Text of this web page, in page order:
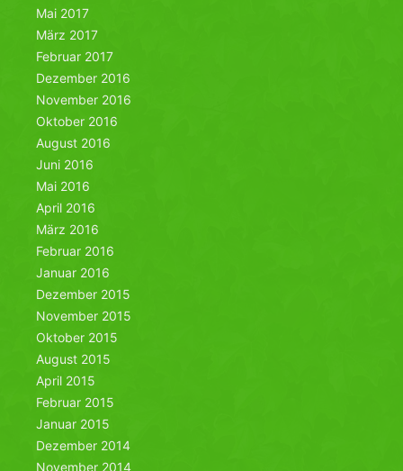
Mai 2017
März 2017
Februar 2017
Dezember 2016
November 2016
Oktober 2016
August 2016
Juni 2016
Mai 2016
April 2016
März 2016
Februar 2016
Januar 2016
Dezember 2015
November 2015
Oktober 2015
August 2015
April 2015
Februar 2015
Januar 2015
Dezember 2014
November 2014